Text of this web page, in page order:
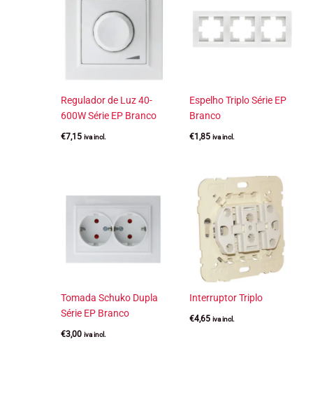
Regulador de Luz 40-
600W Série EP Branco
€7,15 iva incl.
Espelho Triplo Série EP
Branco
€1,85 iva incl.
Tomada Schuko Dupla
Série EP Branco
€3,00 iva incl.
Interruptor Triplo
€4,65 iva incl.